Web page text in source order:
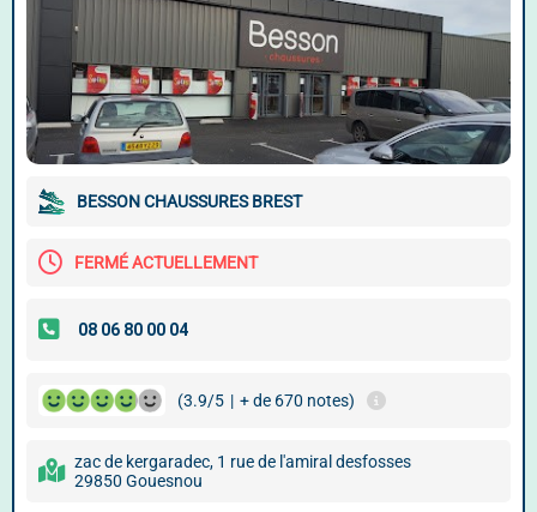
BESSON CHAUSSURES BREST
FERMÉ ACTUELLEMENT
(3.9/5 | + de 670 notes)
zac de kergaradec, 1 rue de l'amiral desfosses
29850 Gouesnou